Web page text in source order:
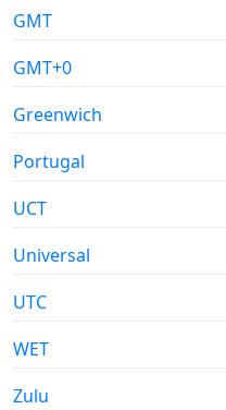
GMT
GMT+0
Greenwich
Portugal
UCT
Universal
UTC
WET
Zulu